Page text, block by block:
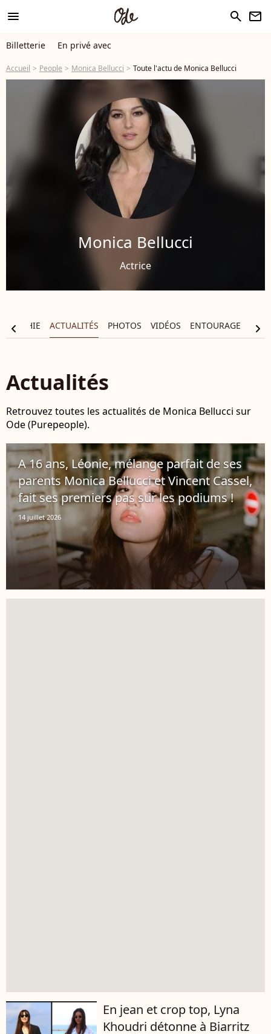
menu search newsletter
Billetterie En privé avec
Accueil People Monica Bellucci Toute l'actu de Monica Bellucci
Monica Bellucci
Actrice
ACTUALITÉS PHOTOS VIDÉOS ENTOURAGE
chevron_left chevron_right
Actualités
Retrouvez toutes les actualités de Monica Bellucci sur
Ode (Purepeople).
A 16 ans, Léonie, mélange parfait de ses
parents Monica Bellucci et Vincent Cassel,
fait ses premiers pas sur les podiums !
14 juillet 2026
En jean et crop top, Lyna
Khoudri détonne à Biarritz